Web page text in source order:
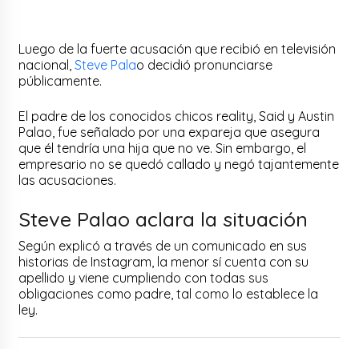
Luego de la fuerte acusación que recibió en televisión
nacional,Steve Palao decidió pronunciarse
públicamente.
El padre de los conocidos chicos reality, Said y Austin
Palao, fue señalado por una expareja que asegura
que él tendría una hija que no ve. Sin embargo, el
empresario no se quedó callado y negó tajantemente
las acusaciones.
Steve Palao aclara la situación
Según explicó a través de un comunicado en sus
historias de Instagram, la menor sí cuenta con su
apellido y viene cumpliendo con todas sus
obligaciones como padre, tal como lo establece la
ley.